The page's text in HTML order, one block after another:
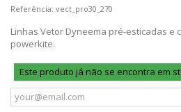
Referência: vect_pro30_270
Linhas Vetor Dyneema pré-esticadas e
powerkite.
Este produto já não se encontra em